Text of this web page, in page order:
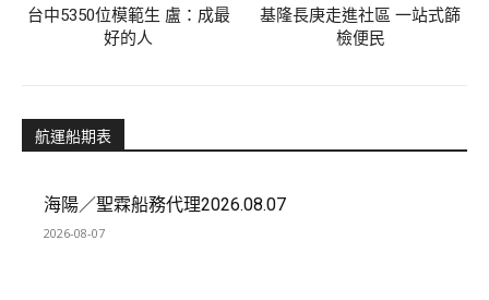
台中5350位模範生 盧：成最
好的人
基隆長庚走進社區 一站式篩
檢便民
航運船期表
海陽／聖霖船務代理2026.08.07
2026-08-07